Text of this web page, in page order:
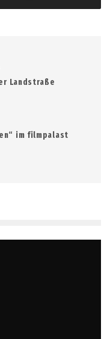
Landstraße
im filmpalast